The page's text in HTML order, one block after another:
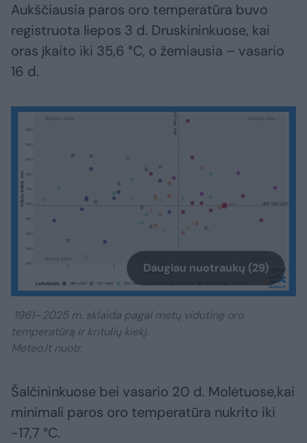
Aukščiausia paros oro temperatūra buvo
registruota liepos 3 d. Druskininkuose, kai
oras įkaito iki 35,6 °C, o žemiausia – vasario
16 d.
Daugiau nuotraukų (29)
1961–2025 m. sklaida pagal metų vidutinę oro
temperatūrą ir kritulių kiekį.
Meteo.lt nuotr.
Šalčininkuose bei vasario 20 d. Molėtuose,kai
minimali paros oro temperatūra nukrito iki
-17,7 °C.